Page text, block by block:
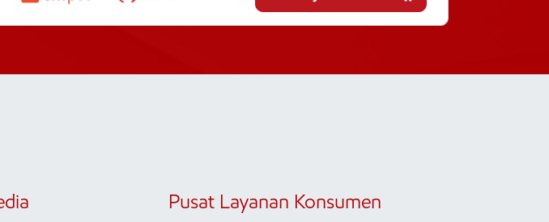
Pusat Layanan Konsumen